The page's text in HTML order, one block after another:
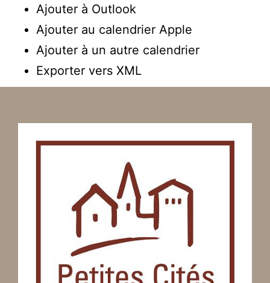
Ajouter à Outlook
Ajouter au calendrier Apple
Ajouter à un autre calendrier
Exporter vers XML